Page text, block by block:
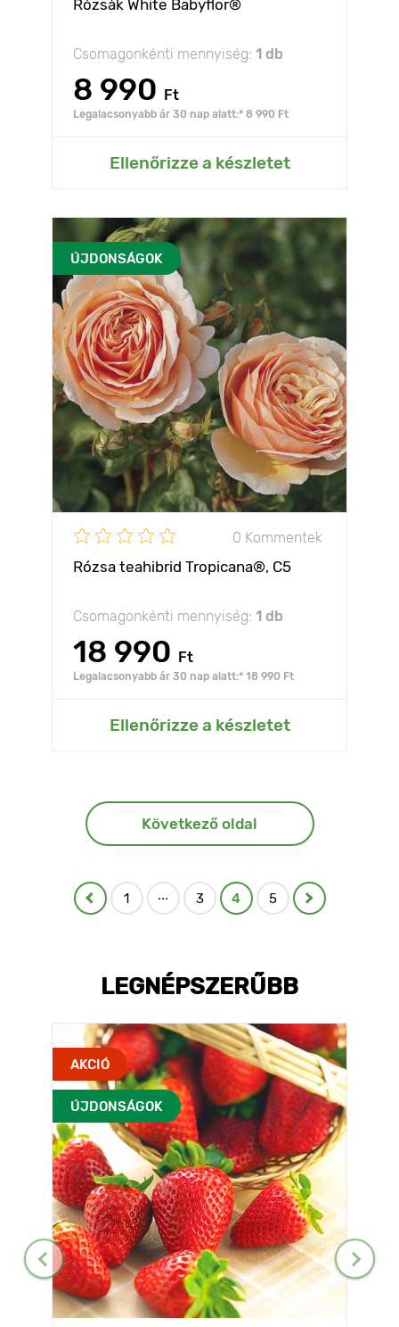
Rózsák White Babyflor®
Csomagonkénti mennyiség: 1 db
8 990 Ft
Legalacsonyabb ár 30 nap alatt:* 8 990 Ft
Ellenőrizze a készletet
ÚJDONSÁGOK
0 Kommentek
Rózsa teahibrid Tropicana®, C5
Csomagonkénti mennyiség: 1 db
18 990 Ft
Legalacsonyabb ár 30 nap alatt:* 18 990 Ft
Ellenőrizze a készletet
Következő oldal
1 ... 3 4 5
LEGNÉPSZERŰBB
AKCIÓ
ÚJDONSÁGOK